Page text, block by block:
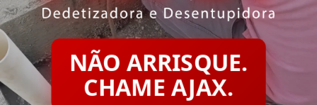
NÃO ARRISQUE.
CHAME AJAX.